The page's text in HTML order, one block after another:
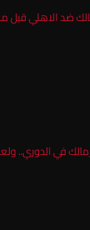
ضد الاهلي قبل
في الدوري..